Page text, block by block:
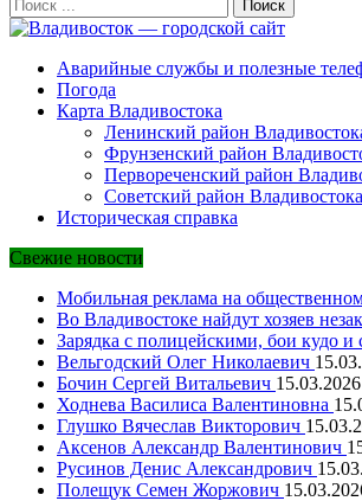
Владивосток — городской сайт
Аварийные службы и полезные
Погода
Карта Владивостока
Ленинский район
Фрунзенский район
Первореченский район
Советский район
Историческая справка
Свежие новости
Мобильная реклама на
Во Владивостоке найдут хозяев
Зарядка с полицейскими, бои кудо и
Вельгодский Олег Николаевич
Бочин Сергей Витальевич 15.03.2026
Ходнева Василиса Валентиновна
Глушко Вячеслав Викторович
Аксенов Александр Валентинович
Русинов Денис Александрович
Полещук Семен Жоржович